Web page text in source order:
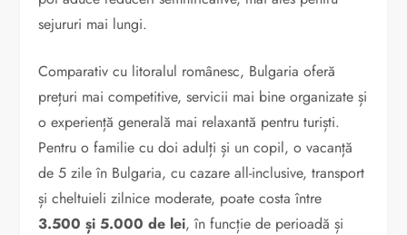
sejururi mai lungi.
Comparativ cu litoralul românesc, Bulgaria oferă
prețuri mai competitive, servicii mai bine organizate și
o experiență generală mai relaxantă pentru turiști.
Pentru o familie cu doi adulți și un copil, o vacanță
de 5 zile în Bulgaria, cu cazare all-inclusive, transport
și cheltuieli zilnice moderate, poate costa între
3.500 și 5.000 de lei, în funcție de perioadă și